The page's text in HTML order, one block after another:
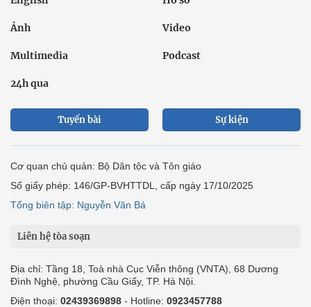
Ảnh Video
Multimedia Podcast
24h qua
Tuyến bài Sự kiện
Cơ quan chủ quản: Bộ Dân tộc và Tôn giáo
Số giấy phép: 146/GP-BVHTTDL, cấp ngày 17/10/2025
Tổng biên tập: Nguyễn Văn Bá
Liên hệ tòa soạn
Địa chỉ: Tầng 18, Toà nhà Cục Viễn thông (VNTA), 68 Dương
Đình Nghệ, phường Cầu Giấy, TP. Hà Nội.
Điện thoại: 02439369898 - Hotline: 0923457788